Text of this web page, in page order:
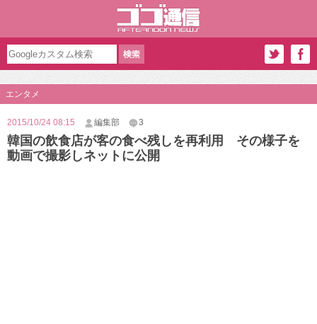
エンタメ
2015/10/24 08:15 編集部 3
韓国の飲食店が客の食べ残しを再利用 その様子を
動画で撮影しネットに公開